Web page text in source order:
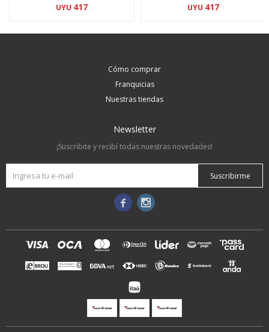
UYU 417 UYU 417
Cómo comprar
Franquicias
Nuestras tiendas
Newsletter
¡Suscribite y recibí todas nuestras novedades!
Suscribirme
 